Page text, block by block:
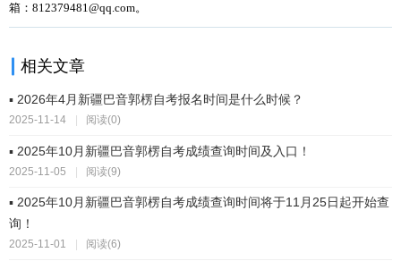
箱：812379481@qq.com。
相关文章
▪ 2026年4月新疆巴音郭楞自考报名时间是什么时候？
2025-11-14 阅读(0)
▪ 2025年10月新疆巴音郭楞自考成绩查询时间及入口！
2025-11-05 | 阅读(9)
▪ 2025年10月新疆巴音郭楞自考成绩查询时间将于11月25日起开始查
询！
2025-11-01 阅读(6)